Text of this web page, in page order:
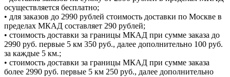
осуществляется бесплатно;
• для заказов до 2990 рублей стоимость доставки по Москве в
пределах МКАД составляет 290 рублей;
• стоимость доставки за границы МКАД при сумме заказа до
2990 руб. первые 5 км 350 руб., далее дополнительно 100 руб.
за каждые 5 км.;
• стоимость доставки за границы МКАД при сумме заказа
более 2990 руб. первые 5 км 250 руб., далее дополнительно